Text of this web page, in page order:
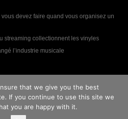
vous devez faire quand vous organisez un
streaming collectionnent les vinyles
l’industrie musicale
by Don't believe the Hype
Fuster-Vinuesa
BustedWebsites
la Propriété Intellectuelle - Tous droits
that we give you the best
If you continue to use this site we
you are happy with it.